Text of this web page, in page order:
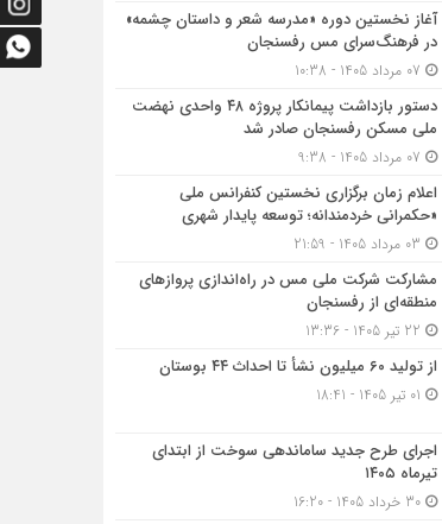
آغاز نخستین دوره «مدرسه شعر و داستان چشمه»
در فرهنگ‌سرای مس رفسنجان
دستور بازداشت پیمانکار پروژه ۴۸ واحدی نهضت
ملی مسکن رفسنجان صادر شد
اعلام زمان برگزاری نخستین کنفرانس ملی
«حکمرانی خردمندانه؛ توسعه پایدار شهری
مشارکت شرکت ملی مس در راه‌اندازی پروازهای
منطقه‌ای از رفسنجان
از تولید ۶۰ میلیون نشأ تا احداث ۴۴ بوستان
اجرای طرح جدید ساماندهی سوخت از ابتدای
تیرماه ۱۴۰۵
30 خرداد 1405 - 16:20